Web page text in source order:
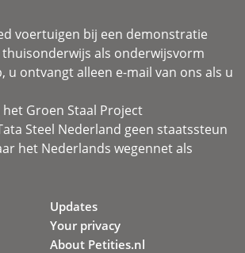
voertuigen bij een demonstratie
thuisonderwijs als onderwijsvorm
u ontvangt alleen e-mail van ons als u
het Groen Staal Project
Steel Nederland geen staatssteun
het Nederlands wegennet als
Updates
Your privacy
About Petities.nl